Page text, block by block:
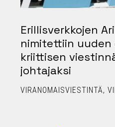
Erillisverkkojen
nimitettiin uuden
kriittisen
johtajaksi
VIRANOMAISVIESTINTÄ